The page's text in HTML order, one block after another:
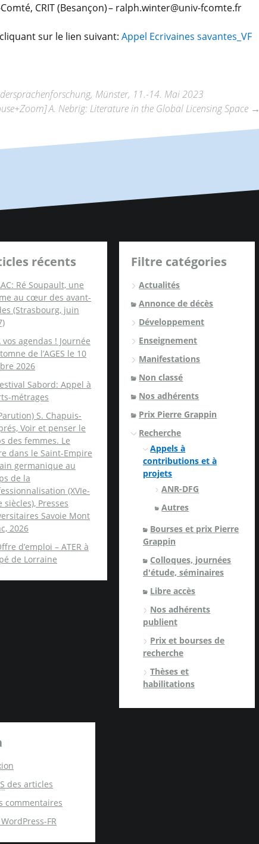
CRIT (Besançon) – ralph.winter@univ-fcomte.fr
sur le lien suivant: Appel Ecrivaines savantes_VF
Münster, 11.-14. Mai 2023
A. Nebrig: Literature in the Global Licensing Space →
récents
Ré Soupault, une
au cœur des avant-
(Strasbourg, juin
vos agendas ! Journée
de l’AGES le 10
2026
Sabord: Appel à
métrages
S. Chapuis-
Voir et penser le
des femmes. Le
dans le Saint-Empire
germanique au
de la
(XVIe-
siècles), Presses
Savoie Mont
2026
d’emploi – ATER à
de Lorraine
Filtre catégories
Actualités
Annonce de décès
Développement
Enseignement
Manifestations
Non classé
Nos adhérents
Prix Pierre Grappin
Recherche
Appels à
contributions et à
projets
ANR-DFG
Autres
Bourses et prix Pierre
Grappin
Colloques, journées
d'étude, séminaires
Libre accès
Nos adhérents
publient
Prix et bourses de
recherche
Thèses et
habilitations
des articles
commentaires
FR